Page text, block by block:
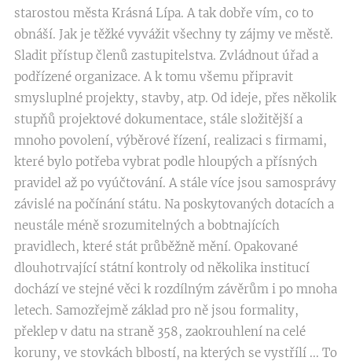
starostou města Krásná Lípa. A tak dobře vím, co to
obnáší. Jak je těžké vyvážit všechny ty zájmy ve městě.
Sladit přístup členů zastupitelstva. Zvládnout úřad a
podřízené organizace. A k tomu všemu připravit
smysluplné projekty, stavby, atp. Od ideje, přes několik
stupňů projektové dokumentace, stále složitější a
mnoho povolení, výběrové řízení, realizaci s firmami,
které bylo potřeba vybrat podle hloupých a přísných
pravidel až po vyúčtování. A stále více jsou samosprávy
závislé na počínání státu. Na poskytovaných dotacích a
neustále méně srozumitelných a bobtnajících
pravidlech, které stát průběžně mění. Opakované
dlouhotrvající státní kontroly od několika institucí
dochází ve stejné věci k rozdílným závěrům i po mnoha
letech. Samozřejmě základ pro ně jsou formality,
překlep v datu na straně 358, zaokrouhlení na celé
koruny, ve stovkách blbostí, na kterých se vystřílí ... To